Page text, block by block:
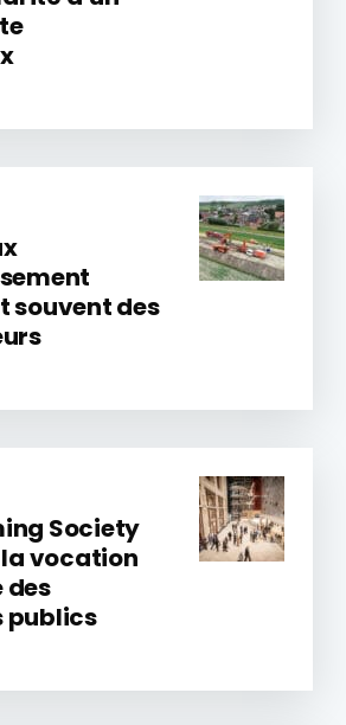
souvent des
Society
vocation
des
publics